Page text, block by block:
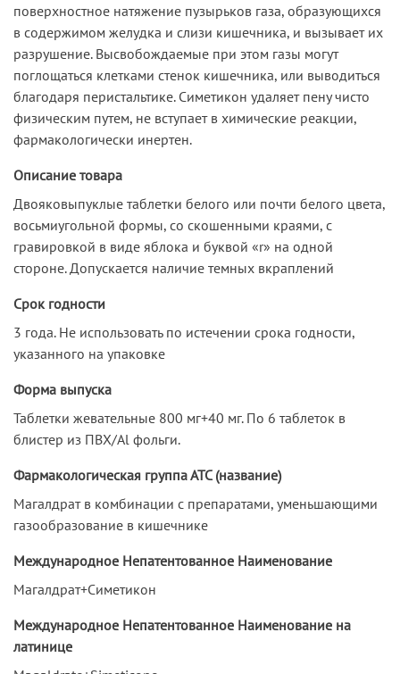
поверхностное натяжение пузырьков газа, образующихся
в содержимом желудка и слизи кишечника, и вызывает их
разрушение. Высвобождаемые при этом газы могут
поглощаться клетками стенок кишечника, или выводиться
благодаря перистальтике. Симетикон удаляет пену чисто
физическим путем, не вступает в химические реакции,
фармакологически инертен.
Описание товара
Двояковыпуклые таблетки белого или почти белого цвета,
восьмиугольной формы, со скошенными краями, с
гравировкой в виде яблока и буквой «r» на одной
стороне. Допускается наличие темных вкраплений
Срок годности
3 года. Не использовать по истечении срока годности,
указанного на упаковке
Форма выпуска
Таблетки жевательные 800 мг+40 мг. По 6 таблеток в
блистер из ПВХ/Al фольги.
Фармакологическая группа АТС (название)
Магалдрат в комбинации с препаратами, уменьшающими
газообразование в кишечнике
Международное Непатентованное Наименование
Магалдрат+Симетикон
Международное Непатентованное Наименование на
латинице